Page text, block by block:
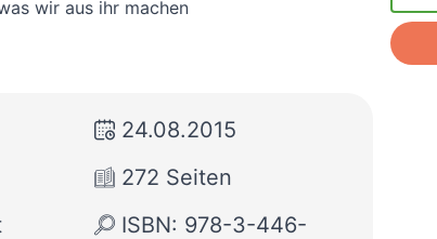
wir aus ihr machen
24.08.2015
272 Seiten
ISBN: 978-3-446-